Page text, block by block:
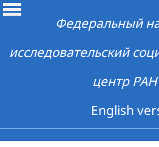
Федеральный
исследовательский
центр РАН
English